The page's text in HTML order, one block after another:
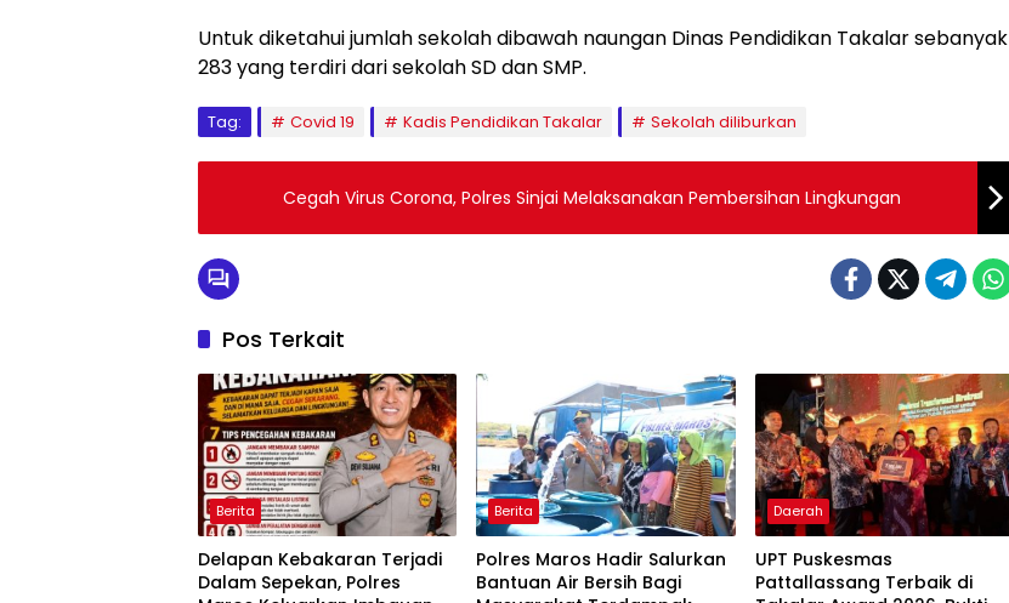
Untuk diketahui jumlah sekolah dibawah naungan Dinas Pendidikan Takalar sebanyak
283 yang terdiri dari sekolah SD dan SMP.
Tag: Covid 19 Kadis Pendidikan Takalar Sekolah diliburkan
Cegah Virus Corona, Polres Sinjai Melaksanakan Pembersihan Lingkungan
Pos Terkait
Berita
Delapan Kebakaran Terjadi
Dalam Sepekan, Polres
Berita
Polres Maros Hadir Salurkan
Bantuan Air Bersih Bagi
Daerah
UPT Puskesmas
Pattallassang Terbaik di